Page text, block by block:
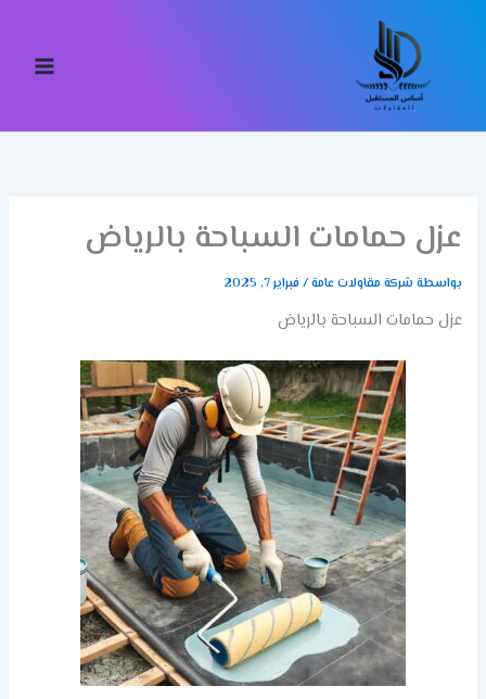
عزل حمامات السباحة بالرياض
بواسطة شركة مقاولات عامة/ فبراير 7, 2025
عزل حمامات السباحة بالرياض